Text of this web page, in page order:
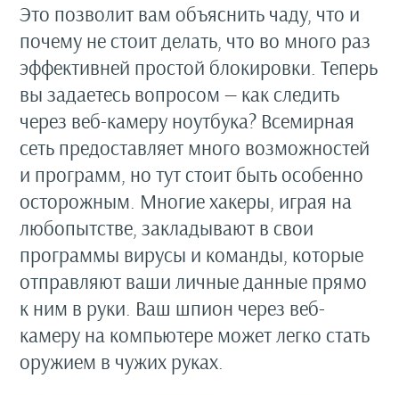
Это позволит вам объяснить чаду, что и
почему не стоит делать, что во много раз
эффективней простой блокировки. Теперь
вы задаетесь вопросом — как следить
через веб-камеру ноутбука? Всемирная
сеть предоставляет много возможностей
и программ, но тут стоит быть особенно
осторожным. Многие хакеры, играя на
любопытстве, закладывают в свои
программы вирусы и команды, которые
отправляют ваши личные данные прямо
к ним в руки. Ваш шпион через веб-
камеру на компьютере может легко стать
оружием в чужих руках.